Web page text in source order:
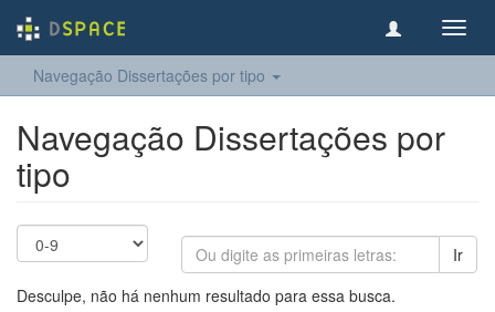
Navegação Dissertações por tipo
Navegação Dissertações por
tipo
Ir
Desculpe, não há nenhum resultado para essa busca.